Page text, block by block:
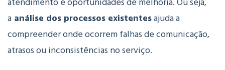
a análise dos processos existentesajudaa
compreenderondeocorremfalhasdecomunicação,
atrasosouinconsistências noserviço.